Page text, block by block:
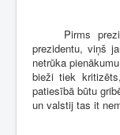
Pirms
prezidentu, viņš
netrūka
bieži tiek
patiesībā būtu
un valstij tas it